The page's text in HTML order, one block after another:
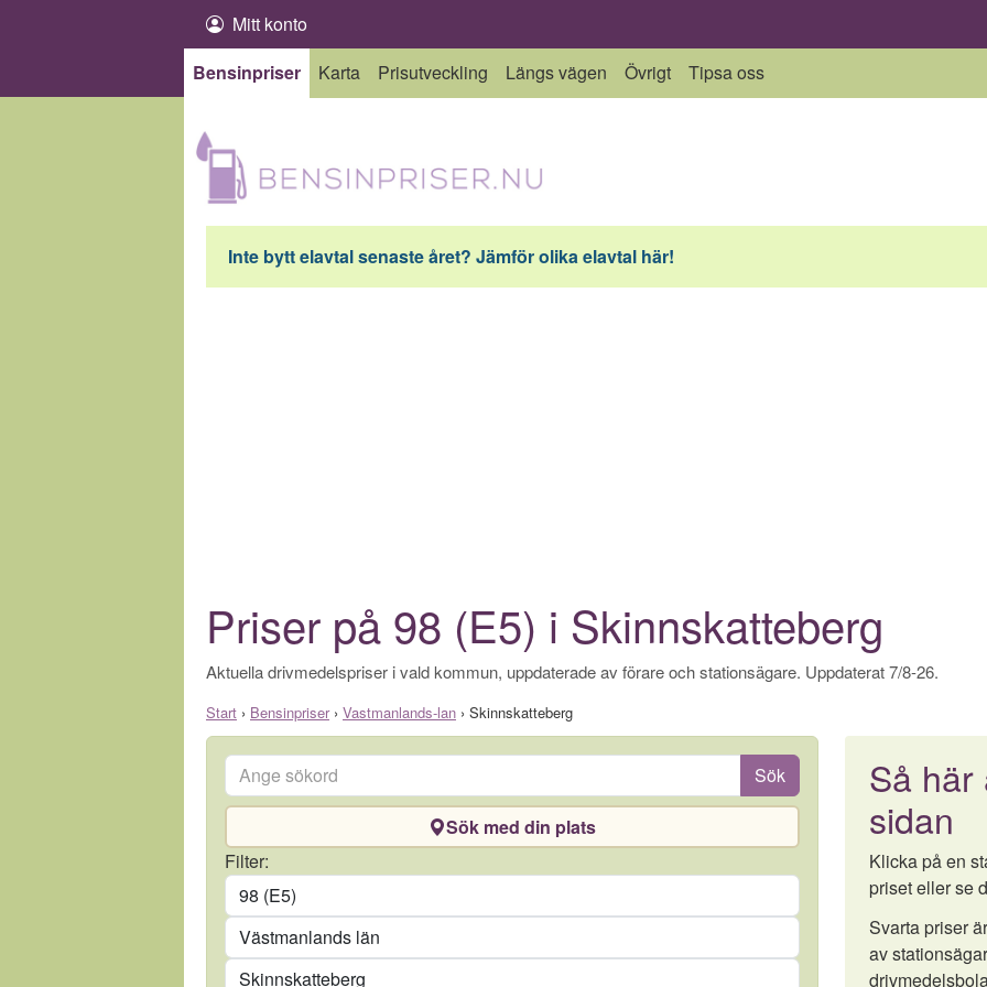
Mitt konto
Bensinpriser
Karta Prisutveckling Längs vägen Övrigt Tipsa oss
Inte bytt elavtal senaste året? Jämför olika elavtal här!
Priser på 98 (E5) i Skinnskatteberg
Aktuella drivmedelspriser i vald kommun, uppdaterade av förare och stationsägare. Uppdaterat 7/8-26.
Start › Bensinpriser› Vastmanlands-lan › Skinnskatteberg
Ange sökord Sök
Sök med din plats
Filter:
Län
Kommun
Så här
sidan
Klicka på en
priset eller se
Svarta priser
av